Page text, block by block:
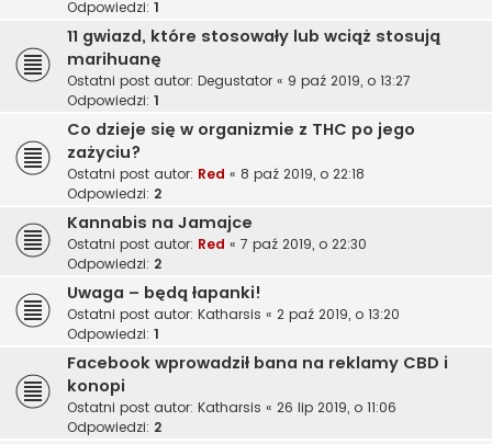
Odpowiedzi: 1
11 gwiazd, które stosowały lub wciąż stosują
marihuanę
Ostatni post autor: Degustator « 9 paź 2019, o 13:27
Odpowiedzi: 1
Co dzieje się w organizmie z THC po jego
zażyciu?
Ostatni post autor: Red « 8 paź 2019, o 22:18
Odpowiedzi: 2
Kannabis na Jamajce
Ostatni post autor: Red « 7 paź 2019, o 22:30
Odpowiedzi: 2
Uwaga – będą łapanki!
Ostatni post autor: Katharsis « 2 paź 2019, o 13:20
Odpowiedzi: 1
Facebook wprowadził bana na reklamy CBD i
konopi
Ostatni post autor: Katharsis « 26 lip 2019, o 11:06
Odpowiedzi: 2